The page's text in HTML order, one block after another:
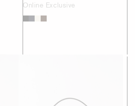
Online Exclusive